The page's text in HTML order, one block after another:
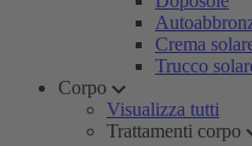
Crema
Trucco
Corpo
Visualizza tutti
Trattamenti corpo